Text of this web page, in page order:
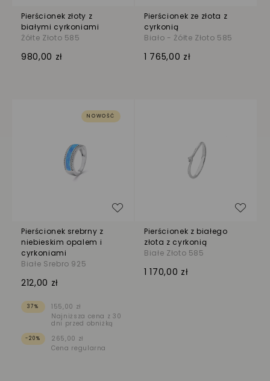
Pierścionek złoty z
białymi cyrkoniami
Żółte Złoto 585
980,00 zł
Pierścionek ze złota z
cyrkonią
Biało - Żółte Złoto 585
1 765,00 zł
NOWOŚĆ
Pierścionek srebrny z
niebieskim opalem i
cyrkoniami
Białe Srebro 925
212,00 zł
37%
155,00 zł
Najniższa cena z 30
dni przed obniżką
-20%
265,00 zł
Cena regularna
Dodaj do listy życzeń
Pierścionek z białego
złota z cyrkonią
Białe Złoto 585
1 170,00 zł